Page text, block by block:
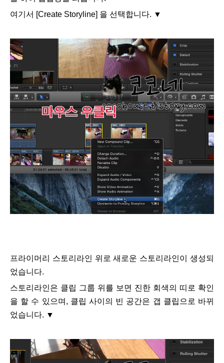
여기서 [Create Storyline] 을 선택합니다. ▼
프라이머리 스토리라인 위로 새로운 스토리라인이 생성되
었습니다.
스토리라인은 클립 그룹 위를 보면 진한 회색의 띠로 확인
을 할 수 있으며, 클립 사이의 빈 공간은 갭 클립으로 바뀌
었습니다. ▼